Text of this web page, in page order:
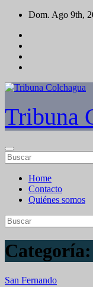
Saltar
contenido
Dom. Ago 9th,
Tribuna
Home
Contacto
Quiénes somos
Categoría:
San Fernando